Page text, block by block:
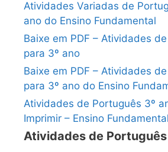
Atividades Variadas de
ano do Ensino Fundamental
Baixe em PDF – Atividades
para 3º ano
Baixe em PDF – Atividades
para 3º ano do Ensino
Atividades de Português 3º
Imprimir – Ensino Fundamental
Atividades de Português